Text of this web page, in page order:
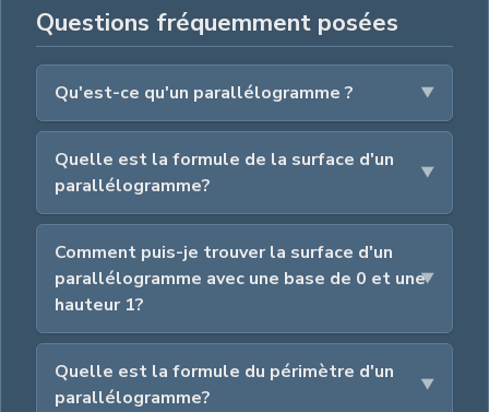
Questions fréquemment posées
Qu'est-ce qu'un parallélogramme ?
Quelle est la formule de la surface d'un
parallélogramme?
Comment puis-je trouver la surface d'un
parallélogramme avec une base de 0 et une
hauteur 1?
Quelle est la formule du périmètre d'un
parallélogramme?